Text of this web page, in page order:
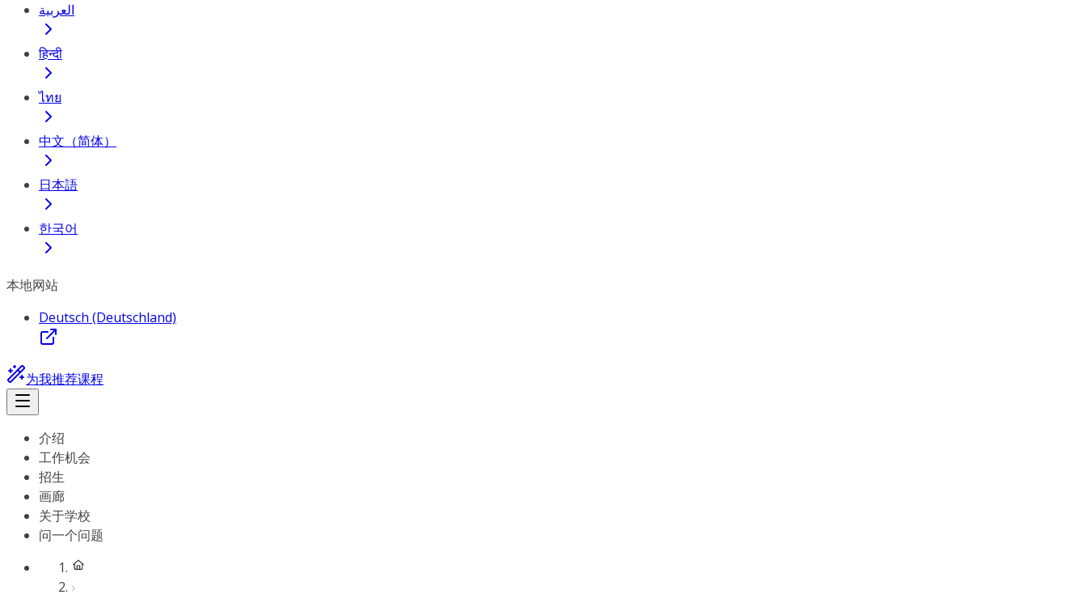
العربية
हिन्दी
ไทย
中文（简体）
日本語
한국어
本地网站
Deutsch (Deutschland)
为我推荐课程
介绍
工作机会
招生
画廊
关于学校
问一个问题